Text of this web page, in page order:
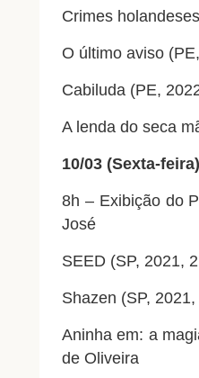
Crimes
O último aviso
Cabiluda (PE,
A lenda do seca
10/03 (Sexta-feira)
8h – Exibição do
José
SEED (SP, 2021,
Shazen (SP,
Aninha em: a
de Oliveira